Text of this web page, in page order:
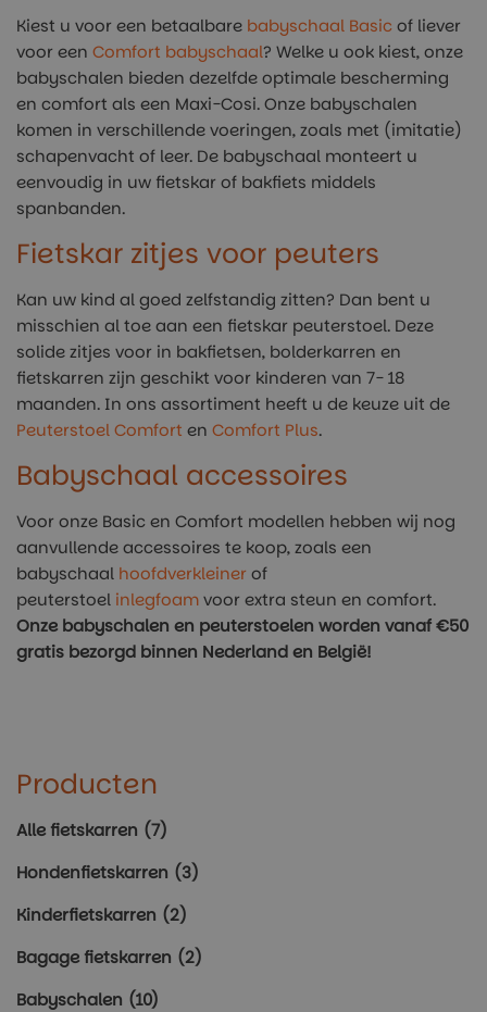
Producten
Alle fietskarren (7)
Hondenfietskarren (3)
Kinderfietskarren (2)
Bagage fietskarren (2)
Babyschalen (10)
Kiest u voor een betaalbare babyschaal Basicof liever
voor een Comfort babyschaal? Welke u ook kiest, onze
babyschalen bieden dezelfde optimale bescherming
en comfort als een Maxi-Cosi. Onze babyschalen
komen in verschillende voeringen, zoals met (imitatie)
schapenvacht of leer. De babyschaal monteert u
eenvoudig in uw fietskar of bakfiets middels
spanbanden.
Fietskar zitjes voor peuters
Kan uw kind al goed zelfstandig zitten? Dan bent u
misschien al toe aan een fietskar peuterstoel. Deze
solide zitjes voor in bakfietsen, bolderkarren en
fietskarren zijn geschikt voor kinderen van 7- 18
maanden. In ons assortiment heeft u de keuze uit de
Peuterstoel Comfort en Comfort Plus.
Babyschaal accessoires
Voor onze Basic en Comfort modellen hebben wij nog
aanvullende accessoires te koop, zoals een
babyschaal hoofdverkleinerof
peuterstoel inlegfoamvoor extra steun en comfort.
Onze babyschalen en peuterstoelen worden vanaf €50
gratis bezorgd binnen Nederland en België!